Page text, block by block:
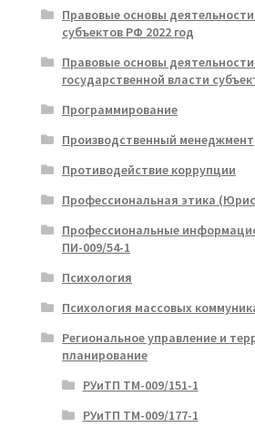
Правовые основы
субъектов РФ 2022 год
Правовые основы
государственной власти
Программирование
Производственный менеджмент
Противодействие коррупции
Профессиональная этика
Профессиональные
ПИ-009/54-1
Психология
Психология массовых
Региональное управление и
планирование
РУиТП ТМ-009/151-1
РУиТП ТМ-009/177-1